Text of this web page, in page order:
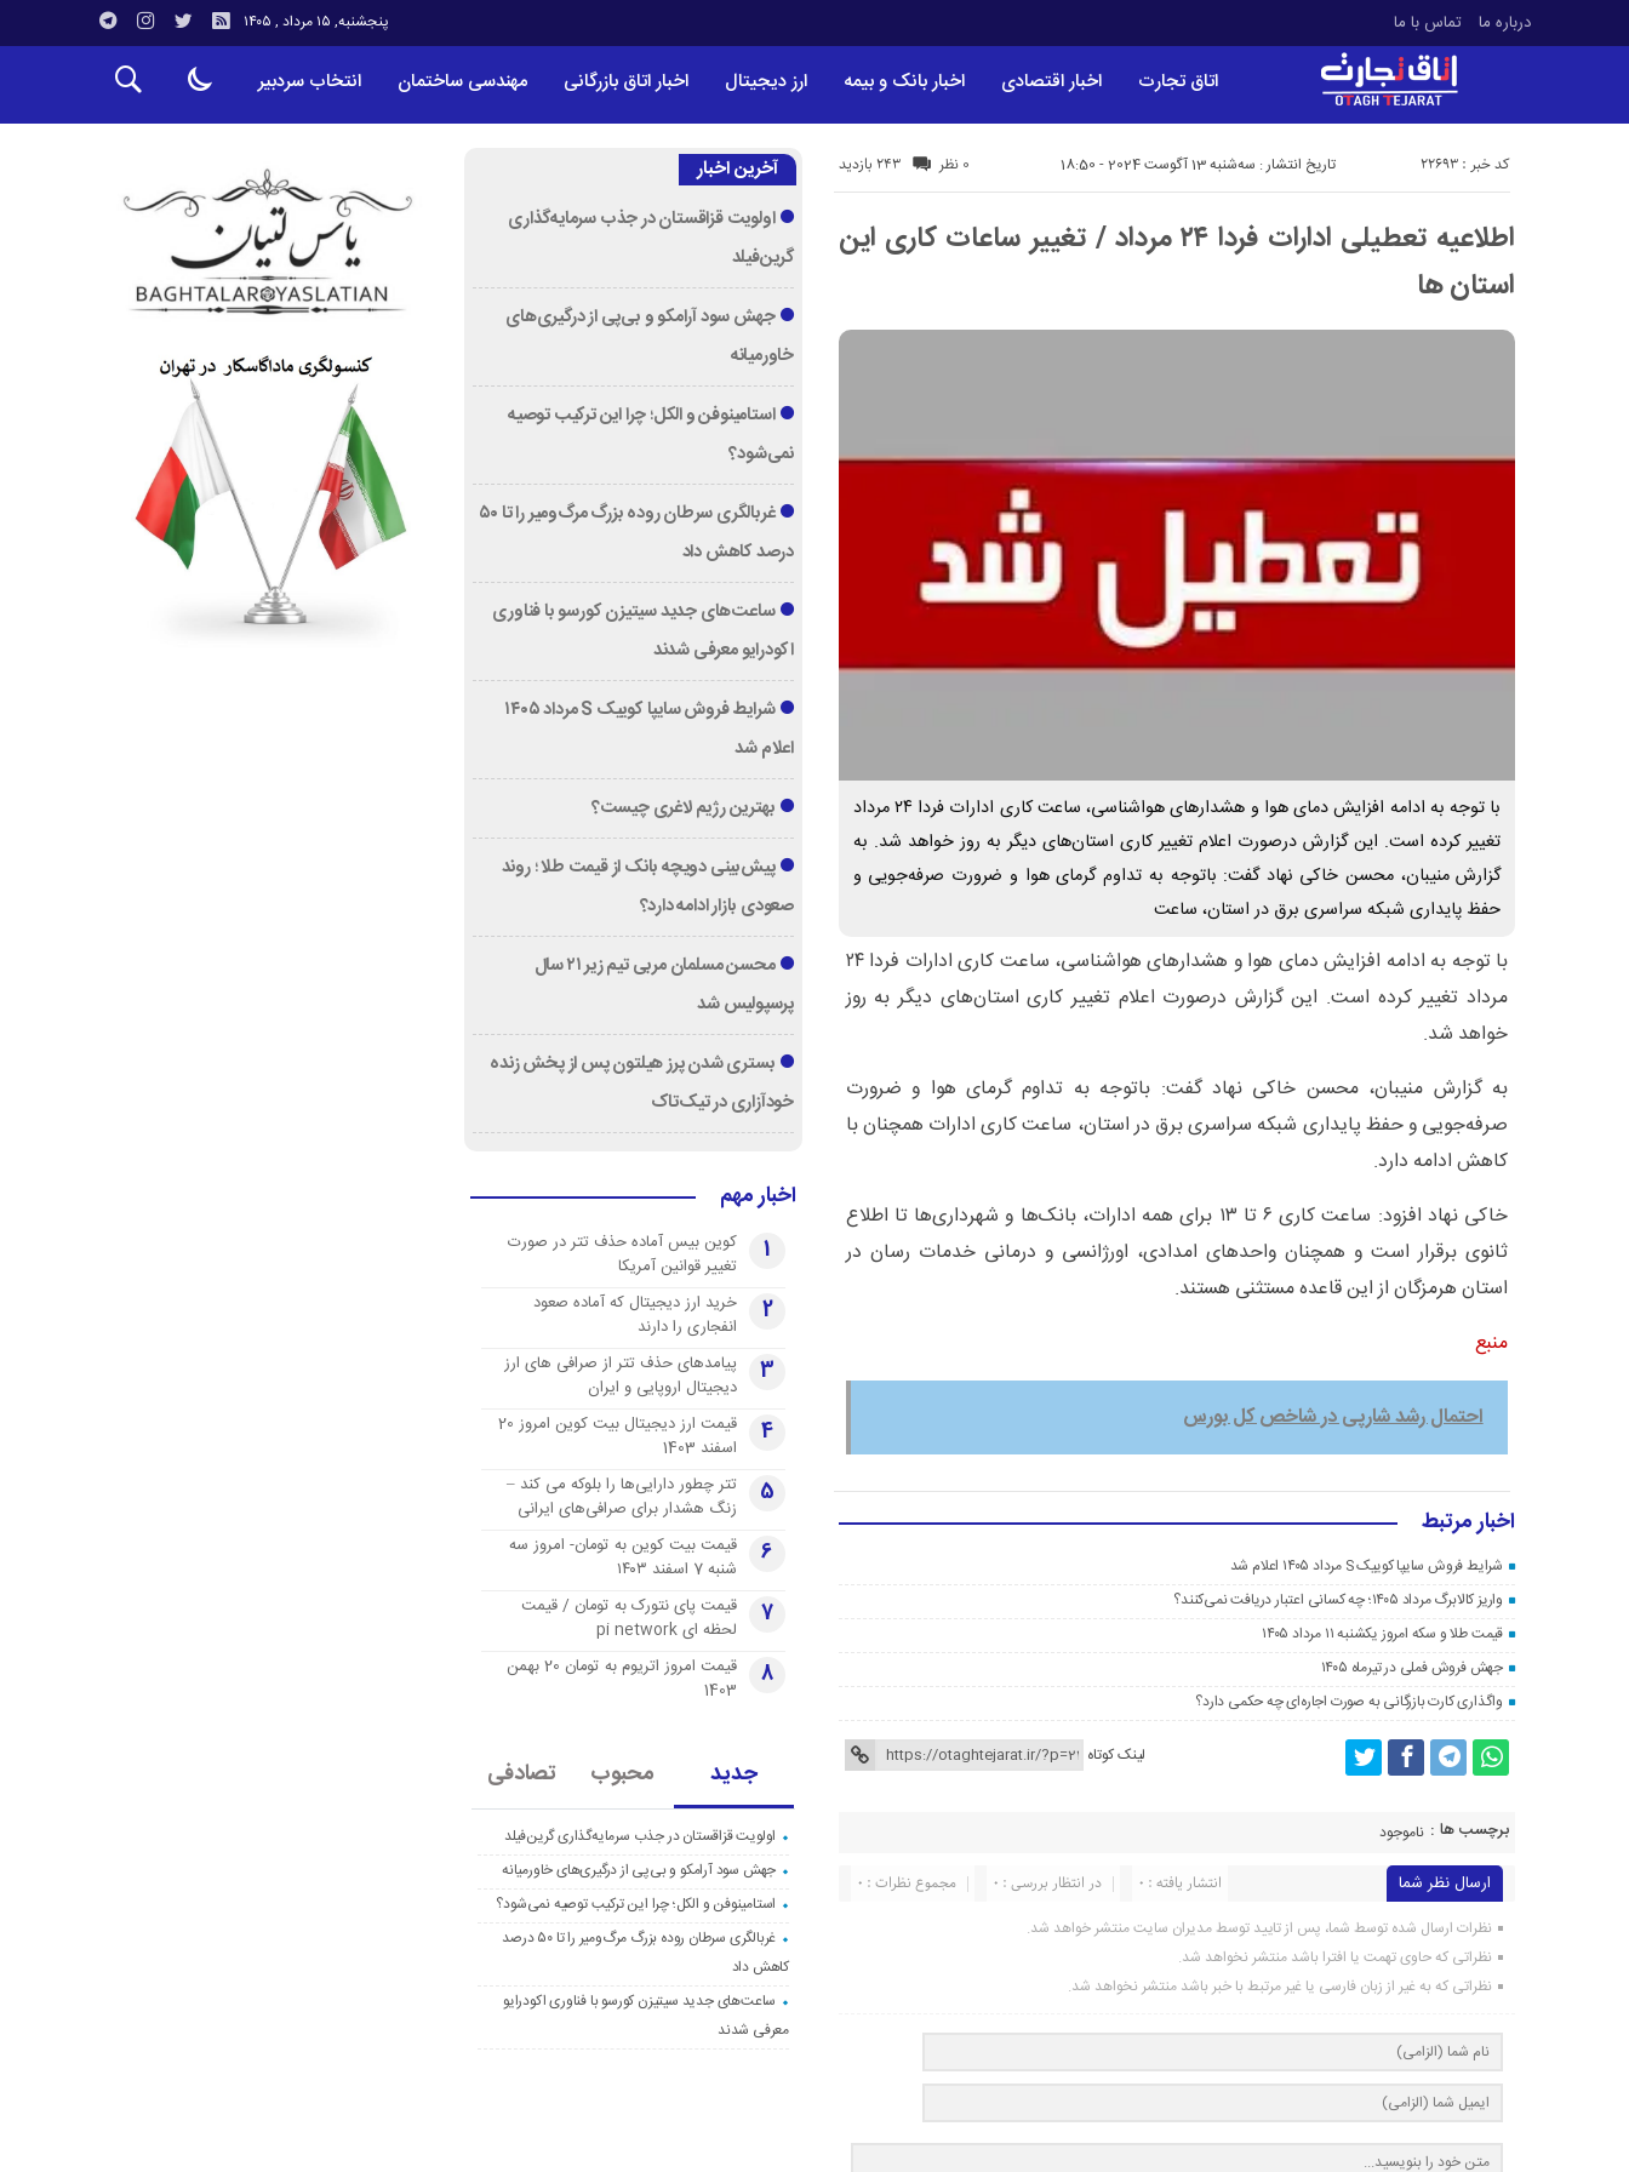
درباره ما تماس با ما پنجشنبه, ۱۵ مرداد , ۱۴۰۵
اتاق تجارت اخبار اقتصادی اخبار بانک و بیمه ارز دیجیتال اخبار اتاق بازرگانی مهندسی ساختمان انتخاب سردبیر
تاریخ انتشار : سه‌شنبه 13 آگوست 2024 - 18:50 243 بازدید کد خبر : 22693 0 نظر
اطلاعیه تعطیلی ادارات فردا ۲۴ مرداد / تغییر ساعات کاری این
استان ها
با توجه به ادامه افزایش دمای هوا و هشدارهای هواشناسی، ساعت کاری ادارات فردا ۲۴ مرداد
تغییر کرده است. این گزارش درصورت اعلام تغییر کاری استان‌های دیگر به روز خواهد شد. به
گزارش منیبان، محسن خاکی نهاد گفت: باتوجه به تداوم گرمای هوا و ضرورت صرفه‌جویی و
حفظ پایداری شبکه سراسری برق در استان، ساعت
با توجه به ادامه افزایش دمای هوا و هشدارهای هواشناسی، ساعت کاری ادارات فردا ۲۴
مرداد تغییر کرده است. این گزارش درصورت اعلام تغییر کاری استان‌های دیگر به روز
خواهد شد.
به گزارش منیبان، محسن خاکی نهاد گفت: باتوجه به تداوم گرمای هوا و ضرورت
صرفه‌جویی و حفظ پایداری شبکه سراسری برق در استان، ساعت کاری ادارات همچنان با
کاهش ادامه دارد.
خاکی نهاد افزود: ساعت کاری ۶ تا ۱۳ برای همه ادارات، بانک‌ها و شهرداری‌ها تا اطلاع
ثانوی برقرار است و همچنان واحد‌های امدادی، اورژانسی و درمانی خدمات رسان در
استان هرمزگان از این قاعده مستثنی هستند.
منبع
احتمال رشد شارپی در شاخص کل بورس
اخبار مرتبط
شرایط فروش سایپا کوییک S مرداد ۱۴۰۵ اعلام شد
واریز کالابرگ مرداد ۱۴۰۵؛ چه کسانی اعتبار دریافت نمی‌کنند؟
قیمت طلا و سکه امروز یکشنبه ۱۱ مرداد ۱۴۰۵
جهش فروش فملی در تیرماه ۱۴۰۵
واگذاری کارت بازرگانی به صورت اجاره‌ای چه حکمی دارد؟
لینک کوتاه
برچسب ها : ناموجود
ارسال نظر شما مجموع نظرات : 0 در انتظار بررسی : 0 انتشار یافته : 0
نظرات ارسال شده توسط شما، پس از تایید توسط مدیران سایت منتشر خواهد شد.
نظراتی که حاوی تهمت یا افترا باشد منتشر نخواهد شد.
نظراتی که به غیر از زبان فارسی یا غیر مرتبط با خبر باشد منتشر نخواهد شد.
آخرین اخبار
اولویت قزاقستان در جذب سرمایه‌گذاری
گرین‌فیلد
جهش سود آرامکو و بی‌پی از درگیری‌های
خاورمیانه
استامینوفن و الکل؛ چرا این ترکیب توصیه
نمی‌شود؟
غربالگری سرطان روده بزرگ مرگ‌ومیر را تا ۵۰
درصد کاهش داد
ساعت‌های جدید سیتیزن کورسو با فناوری
اکودرایو معرفی شدند
شرایط فروش سایپا کوییک S مرداد ۱۴۰۵
اعلام شد
بهترین رژیم لاغری چیست؟
پیش‌بینی دویچه‌ بانک از قیمت طلا ؛ روند
صعودی بازار ادامه دارد؟
محسن مسلمان مربی تیم زیر ۲۱ سال
پرسپولیس شد
بستری شدن پرز هیلتون پس از پخش زنده
خودآزاری در تیک‌تاک
اخبار مهم
1
کوین بیس آماده حذف تتر در صورت
تغییر قوانین آمریکا
2
خرید ارز دیجیتال که آماده صعود
انفجاری را دارند
3
پیامدهای حذف تتر از صرافی های ارز
دیجیتال اروپایی و ایران
4
قیمت ارز دیجیتال بیت کوین امروز 20
اسفند 1403
5
تتر چطور دارایی‌ها را بلوکه می کند –
زنگ هشدار برای صرافی‌های ایرانی
6
قیمت بیت کوین به تومان- امروز سه
شنبه 7 اسفند ۱۴۰۳
7
قیمت پای نتورک به تومان / قیمت
لحظه ای pi network
8
قیمت امروز اتریوم به تومان 20 بهمن
1403
جدید محبوب تصادفی
اولویت قزاقستان در جذب سرمایه‌گذاری گرین‌فیلد
جهش سود آرامکو و بی‌پی از درگیری‌های خاورمیانه
استامینوفن و الکل؛ چرا این ترکیب توصیه نمی‌شود؟
غربالگری سرطان روده بزرگ مرگ‌ومیر را تا ۵۰ درصد
کاهش داد
ساعت‌های جدید سیتیزن کورسو با فناوری اکودرایو
معرفی شدند